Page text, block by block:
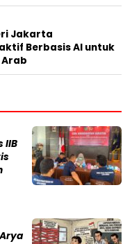
Jakarta
Berbasis AI untuk
IIB